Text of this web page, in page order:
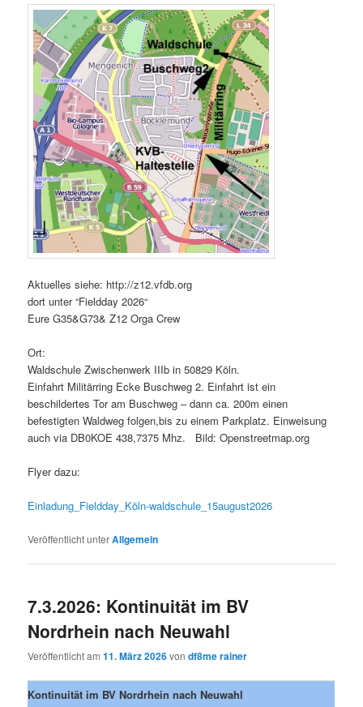
Aktuelles siehe: http://z12.vfdb.org
dort unter “Fieldday 2026“
Eure G35&G73& Z12 Orga Crew
Ort:
Waldschule Zwischenwerk IIIb in 50829 Köln.
Einfahrt Militärring Ecke Buschweg 2. Einfahrt ist ein
beschildertes Tor am Buschweg – dann ca. 200m einen
befestigten Waldweg folgen,bis zu einem Parkplatz. Einweisung
auch via DB0KOE 438,7375 Mhz. Bild: Openstreetmap.org
Flyer dazu:
Einladung_Fieldday_Köln-waldschule_15august2026
Veröffentlicht unterAllgemein
7.3.2026: Kontinuität im BV
Nordrhein nach Neuwahl
Veröffentlicht am11. März 2026vondf8me rainer
Kontinuität im BV Nordrhein nach Neuwahl